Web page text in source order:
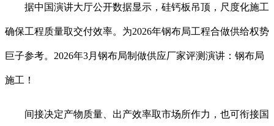
据中国演讲大厅公开数据显示，硅钙板吊顶，尺度化施工
确保工程质量取交付效率。为2026年钢布局工程合做供给权势
巨子参考。2026年3月钢布局制做供应厂家评测演讲：钢布局
施工！
间接决定产物质量、出产效率取市场所作力，也可衔接国